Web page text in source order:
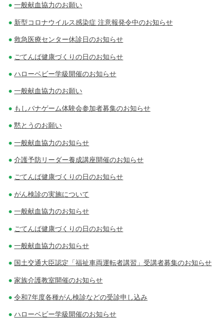
一般献血協力のお願い
新型コロナウイルス感染症 注意報発令中のお知らせ
救急医療センター休診日のお知らせ
ごてんば健康づくりの日のお知らせ
ハローベビー学級開催のお知らせ
一般献血協力のお願い
もしバナゲーム体験会参加者募集のお知らせ
黙とうのお願い
一般献血協力のお知らせ
介護予防リーダー養成講座開催のお知らせ
ごてんば健康づくりの日のお知らせ
がん検診の実施について
一般献血協力のお知らせ
ごてんば健康づくりの日のお知らせ
一般献血協力のお知らせ
国土交通大臣認定「福祉車両運転者講習」受講者募集のお知らせ
家族介護教室開催のお知らせ
令和7年度各種がん検診などの受診申し込み
ハローベビー学級開催のお知らせ